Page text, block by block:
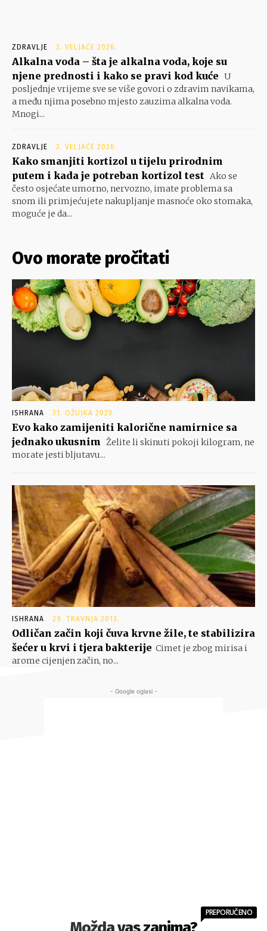
ZDRAVLJE 3. VELJAČE 2026.
Alkalna voda – šta je alkalna voda, koje su
njene prednosti i kako se pravi kod kuće U
posljednje vrijeme sve se više govori o zdravim navikama,
a među njima posebno mjesto zauzima alkalna voda.
Mnogi...
ZDRAVLJE 3. VELJAČE 2026.
Kako smanjiti kortizol u tijelu prirodnim
putem i kada je potreban kortizol test Ako se
često osjećate umorno, nervozno, imate problema sa
snom ili primjećujete nakupljanje masnoće oko stomaka,
moguće je da...
Ovo morate pročitati
ISHRANA 31. OŽUJKA 2023.
Evo kako zamijeniti kalorične namirnice sa
jednako ukusnim Želite li skinuti pokoji kilogram, ne
morate jesti bljutavu...
ISHRANA 29. TRAVNJA 2013.
Odličan začin koji čuva krvne žile, te stabilizira
šećer u krvi i tjera bakterije Cimet je zbog mirisa i
arome cijenjen začin, no...
- Google oglasi -
PREPORUČENO